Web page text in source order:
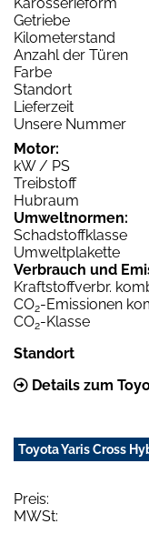
Getriebe
Kilometerstand
Anzahl der Türen
Farbe
Standort
Lieferzeit
Unsere Nummer
Motor:
kW / PS
Treibstoff
Hubraum
Umweltnormen:
Schadstoffklasse
Umweltplakette
Verbrauch und
Kraftstoffverbr.
CO2-Emissionen
CO2-Klasse
Standort
Details zum
Toyota Yaris Cross
Preis:
MWSt: